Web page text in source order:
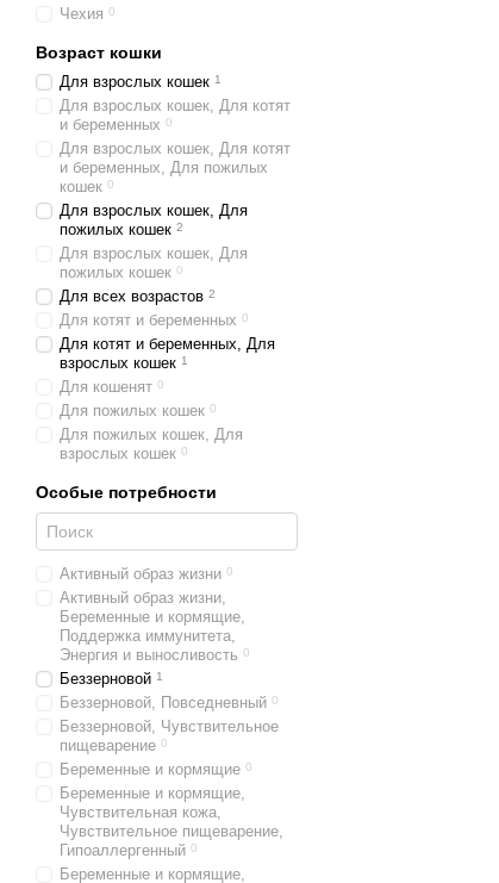
Чехия 0
Возраст кошки
Для взрослых кошек 1
Для взрослых кошек, Для котят
и беременных 0
Для взрослых кошек, Для котят
и беременных, Для пожилых
кошек 0
Для взрослых кошек, Для
пожилых кошек 2
Для взрослых кошек, Для
пожилых кошек 0
Для всех возрастов 2
Для котят и беременных 0
Для котят и беременных, Для
взрослых кошек 1
Для кошенят 0
Для пожилых кошек 0
Для пожилых кошек, Для
взрослых кошек 0
Особые потребности
Активный образ жизни 0
Активный образ жизни,
Беременные и кормящие,
Поддержка иммунитета,
Энергия и выносливость 0
Беззерновой 1
Беззерновой, Повседневный 0
Беззерновой, Чувствительное
пищеварение 0
Беременные и кормящие 0
Беременные и кормящие,
Чувствительная кожа,
Чувствительное пищеварение,
Гипоаллергенный 0
Беременные и кормящие,